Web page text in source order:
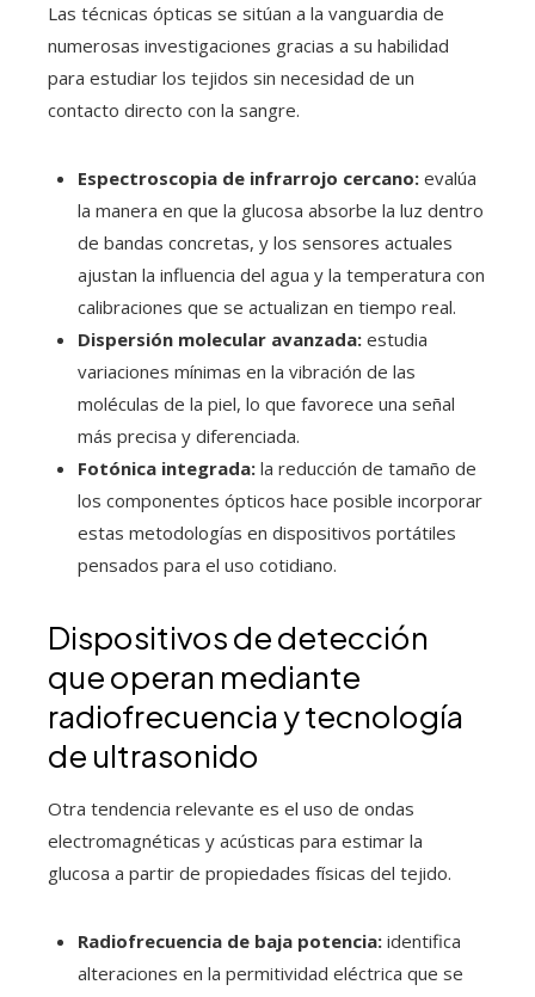
Las técnicas ópticas se sitúan a la vanguardia de
numerosas investigaciones gracias a su habilidad
para estudiar los tejidos sin necesidad de un
contacto directo con la sangre.
Espectroscopia de infrarrojo cercano: evalúa
la manera en que la glucosa absorbe la luz dentro
de bandas concretas, y los sensores actuales
ajustan la influencia del agua y la temperatura con
calibraciones que se actualizan en tiempo real.
Dispersión molecular avanzada: estudia
variaciones mínimas en la vibración de las
moléculas de la piel, lo que favorece una señal
más precisa y diferenciada.
Fotónica integrada: la reducción de tamaño de
los componentes ópticos hace posible incorporar
estas metodologías en dispositivos portátiles
pensados para el uso cotidiano.
Dispositivos de detección
que operan mediante
radiofrecuencia y tecnología
de ultrasonido
Otra tendencia relevante es el uso de ondas
electromagnéticas y acústicas para estimar la
glucosa a partir de propiedades físicas del tejido.
Radiofrecuencia de baja potencia: identifica
alteraciones en la permitividad eléctrica que se